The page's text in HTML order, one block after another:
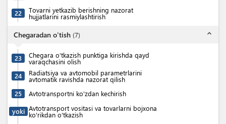
22 Tovarni yetkazib berishning nazorat
hujjatlarini rasmiylashtirish
Chegaradan o'tish (7) expand_less
23 Chegara o’tkazish punktiga kirishda qayd
varaqchasini olish
24
Radiatsiya va avtomobil parametrlarini
avtomatik ravishda nazorat qilish
25
Avtotransportni ko'zdan kechirish
yoki Avtotransport vositasi va tovarlarni bojxona
ko'rikdan o'tkazish